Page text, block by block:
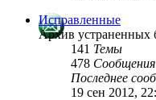
Исправленные
Архив устраненных
141 Темы
478 Сообщения
Последнее
19 сен 2012,